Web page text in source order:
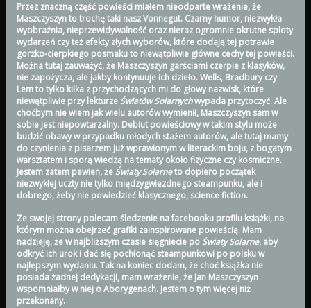
Przez znaczną część powieści miałem nieodparte wrażenie, że
Maszczyszyn to trochę taki nasz Vonnegut. Czarny humor, niezwykła
wyobraźnia, nieprzewidywalność oraz nieraz ogromnie okrutne sploty
wydarzeń czy też efekty złych wyborów, które dodają tej potrawie
gorzko-cierpkiego posmaku to niewątpliwie główne cechy tej powieści.
Można tutaj zauważyć, że Maszczyszyn garściami czerpie z klasyków,
nie zapożycza, ale jakby kontynuuje ich dzieło. Wells, Bradbury czy
Lem to tylko kilka z przychodzących mi do głowy nazwisk, które
niewątpliwie przy lekturze Światów Solarnychwypada przytoczyć. Ale
choćbym nie wiem jak wielu autorów wymienił, Maszczyszyn sam w
sobie jest niepowtarzalny. Debiut powieściowy w takim stylu może
budzić obawy w przypadku młodych stażem autorów, ale tutaj mamy
do czynienia z pisarzem już wprawionym w literackim boju, z bogatym
warsztatem i sporą wiedzą na tematy około fizyczne czy kosmiczne.
Jestem zatem pewien, że Światy Solarneto dopiero początek
niezwykłej uczty nie tylko międzygwiezdnego steampunku, ale i
dobrego, żeby nie powiedzieć klasycznego, science fiction.
Ze swojej strony polecam śledzenie na facebooku profilu książki, na
którym można obejrzeć grafiki zainspirowane powieścią. Mam
nadzieję, że w najbliższym czasie sięgniecie po Światy Solarne, aby
odkryć ich urok i dać się pochłonąć steampunkowi po polsku w
najlepszym wydaniu. Tak na koniec dodam, że choć książka nie
posiada żadnej dedykacji, mam wrażenie, że Jan Maszczyszyn
wspomniałby w niej o Aborygenach. Jestem o tym więcej niż
przekonany.